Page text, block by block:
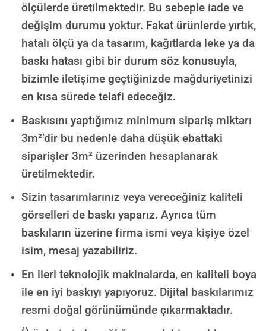
ölçülerde üretilmektedir. Bu sebeple iade ve
değişim durumu yoktur. Fakat ürünlerde yırtık,
hatalı ölçü ya da tasarım, kağıtlarda leke ya da
baskı hatası gibi bir durum söz konusuyla,
bizimle iletişime geçtiğinizde mağduriyetinizi
en kısa sürede telafi edeceğiz.
Baskısını yaptığımız minimum sipariş miktarı
3m²’dir bu nedenle daha düşük ebattaki
siparişler 3m² üzerinden hesaplanarak
üretilmektedir.
Sizin tasarımlarınız veya vereceğiniz kaliteli
görselleri de baskı yaparız. Ayrıca tüm
baskıların üzerine firma ismi veya kişiye özel
isim, mesaj yazabiliriz.
En ileri teknolojik makinalarda, en kaliteli boya
ile en iyi baskıyı yapıyoruz. Dijital baskılarımız
resmi doğal görünümünde çıkarmaktadır.